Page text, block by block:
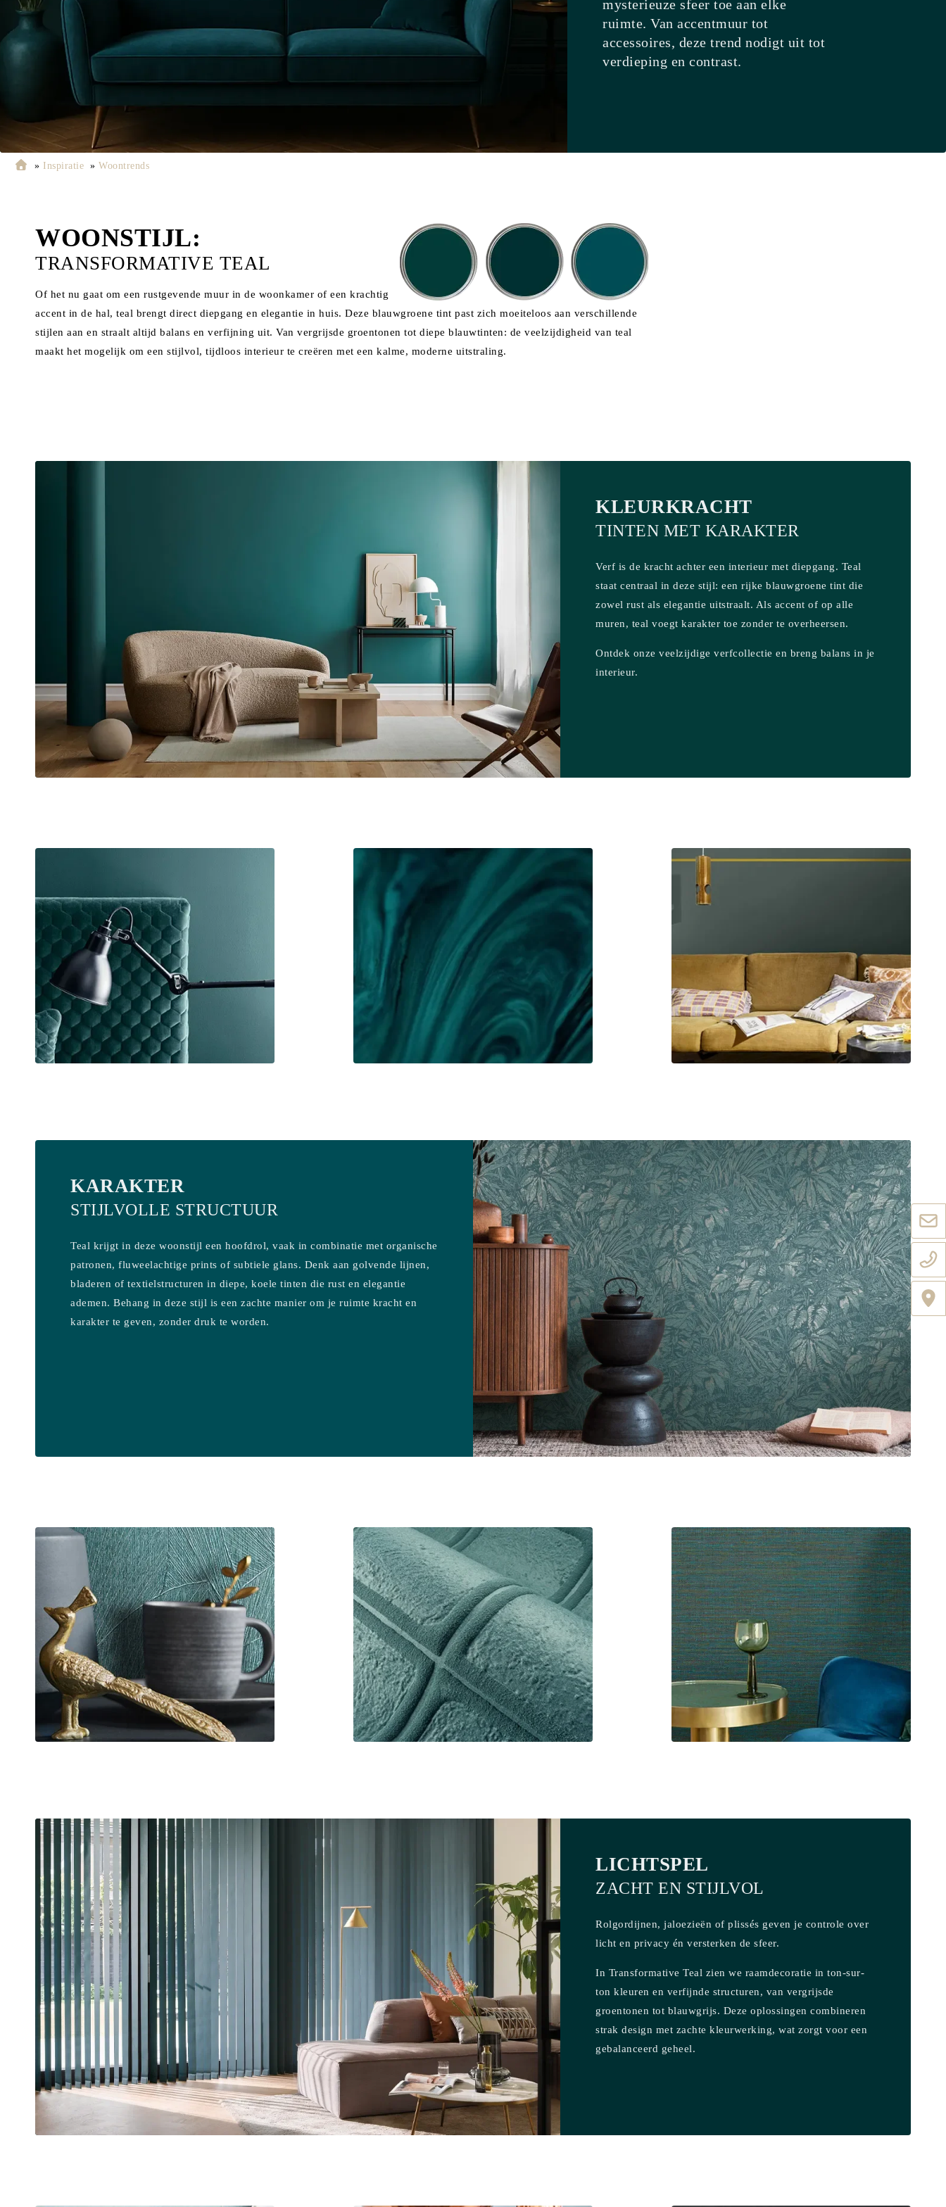
» Inspiratie »Woontrends
mysterieuze sfeer toe aan elke
ruimte. Van accentmuur tot
accessoires, deze trend nodigt uit tot
verdieping en contrast.
WOONSTIJL:
TRANSFORMATIVE TEAL
Of het nu gaat om een rustgevende muur in de woonkamer of een krachtig
accent in de hal, teal brengt direct diepgang en elegantie in huis. Deze blauwgroene tint past zich moeiteloos aan verschillende
stijlen aan en straalt altijd balans en verfijning uit. Van vergrijsde groentonen tot diepe blauwtinten: de veelzijdigheid van teal
maakt het mogelijk om een stijlvol, tijdloos interieur te creëren met een kalme, moderne uitstraling.
KLEURKRACHT
TINTEN MET KARAKTER
Verf is de kracht achter een interieur met diepgang. Teal
staat centraal in deze stijl: een rijke blauwgroene tint die
zowel rust als elegantie uitstraalt. Als accent of op alle
muren, teal voegt karakter toe zonder te overheersen.
Ontdek onze veelzijdige verfcollectie en breng balans in je
interieur.
KARAKTER
STIJLVOLLE STRUCTUUR
Teal krijgt in deze woonstijl een hoofdrol, vaak in combinatie met organische
patronen, fluweelachtige prints of subtiele glans. Denk aan golvende lijnen,
bladeren of textielstructuren in diepe, koele tinten die rust en elegantie
ademen. Behang in deze stijl is een zachte manier om je ruimte kracht en
karakter te geven, zonder druk te worden.
LICHTSPEL
ZACHT EN STIJLVOL
Rolgordijnen, jaloezieën of plissés geven je controle over
licht en privacy én versterken de sfeer.
In Transformative Teal zien we raamdecoratie in ton-sur-
ton kleuren en verfijnde structuren, van vergrijsde
groentonen tot blauwgrijs. Deze oplossingen combineren
strak design met zachte kleurwerking, wat zorgt voor een
gebalanceerd geheel.